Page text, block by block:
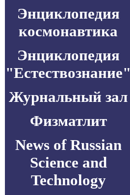
Энциклопедия
космонавтика
Энциклопедия
"Естествознание"
Журнальный зал
Физматлит
News of Russian
Science and
Technology